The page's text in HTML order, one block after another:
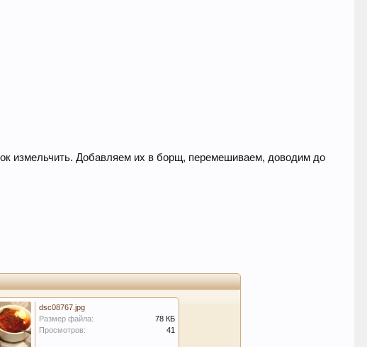
измельчить. Добавляем их в борщ, перемешиваем, доводим до
dsc08767.jpg
Размер файла:
78 КБ
Просмотров:
41